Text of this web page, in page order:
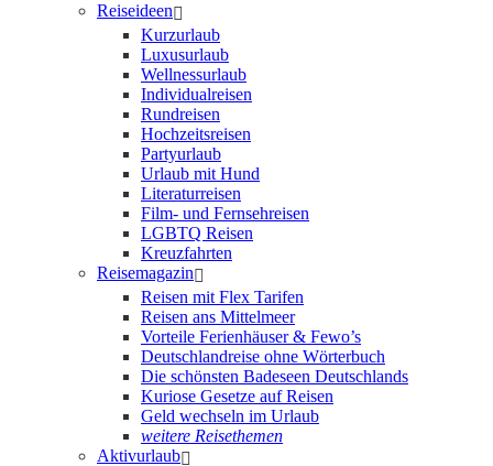
Reiseideen
Kurzurlaub
Luxusurlaub
Wellnessurlaub
Individualreisen
Rundreisen
Hochzeitsreisen
Partyurlaub
Urlaub mit Hund
Literaturreisen
Film- und Fernsehreisen
LGBTQ Reisen
Kreuzfahrten
Reisemagazin
Reisen mit Flex Tarifen
Reisen ans Mittelmeer
Vorteile Ferienhäuser & Fewo’s
Deutschlandreise ohne Wörterbuch
Die schönsten Badeseen Deutschlands
Kuriose Gesetze auf Reisen
Geld wechseln im Urlaub
weitere Reisethemen
Aktivurlaub